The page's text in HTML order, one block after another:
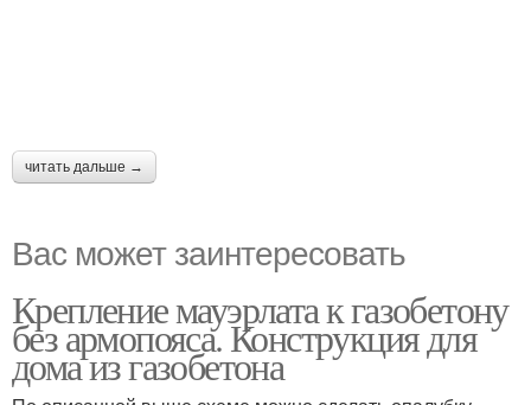
читать дальше →
Вас может заинтересовать
Крепление мауэрлата к газобетону
без армопояса. Конструкция для
дома из газобетона